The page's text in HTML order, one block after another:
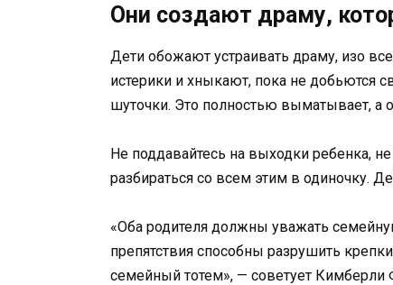
Они создают драму,
Дети обожают устраивать драму, изо
истерики и хныкают, пока не добьются
шуточки. Это полностью выматывает, а
Не поддавайтесь на выходки ребенка,
разбираться со всем этим в одиночку.
«Оба родителя должны уважать
препятствия способны разрушить
семейный тотем», — советует Кимберли